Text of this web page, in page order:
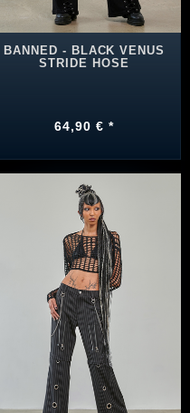
BANNED - BLACK VENUS
STRIDE HOSE
64,90 € *